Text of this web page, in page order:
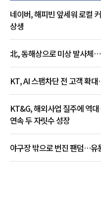
네이버, 해피빈 앞세워 로컬
상생
北, 동해상으로 미상 발사체
KT, AI 스팸차단 전 고객 확
KT&G, 해외사업 질주에 역
연속 두 자릿수 성장
야구장 밖으로 번진 팬덤…유